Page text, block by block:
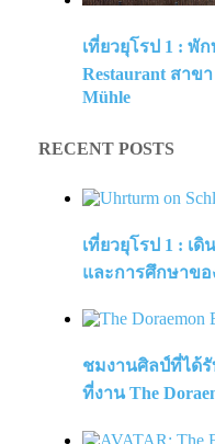
เที่ยวยุโรป 1 : พั
Restaurant สาข
Mühle
RECENT POSTS
เที่ยวยุโรป 1 : เ
และการศึกษาขอ
ชมงานศิลป์ที่ได้รั
ที่งาน The